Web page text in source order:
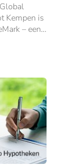
Kempen is
– een